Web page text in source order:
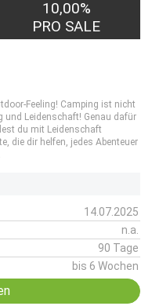
10,00%
PRO SALE
Feeling! Camping ist nicht
und Leidenschaft! Genau dafür
du mit Leidenschaft
die dir helfen, jedes Abenteuer
14.07.2025
n.a.
90 Tage
bis 6 Wochen